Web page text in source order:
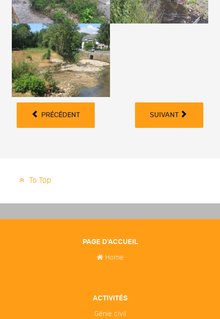
PRÉCÉDENT SUIVANT
To Top
PAGE D'ACCUEIL
Home
ACTIVITÉS
Génie civil